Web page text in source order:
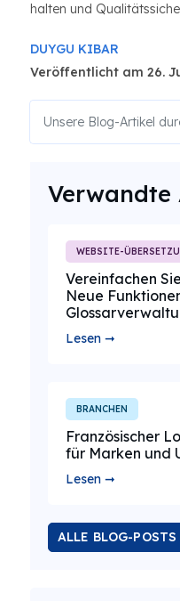
halten und
DUYGU KIBAR
Veröffentlicht am 26.
Verwandte
WEBSITE-
Vereinfachen
Neue
Lesen ➞
BRANCHEN
Französischer
für Marken und
Lesen ➞
ALLE BLOG-POSTS